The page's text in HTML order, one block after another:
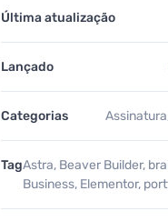
Última atualização
Lançado
Categorias Assinatura
TagAstra, Beaver Builder,
Business, Elementor,